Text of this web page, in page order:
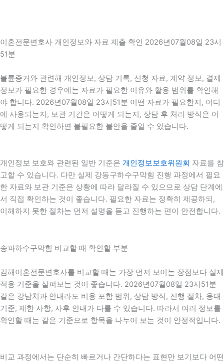
이혼전문변호사 개인정보와 자료 제출 확인 2026년07월08일 23시
51분
불륜증거와 관련해 개인정보, 상담 기록, 신청 자료, 계약 정보, 결제
정보가 필요한 경우에는 자료가 필요한 이유와 활용 범위를 확인해
야 합니다. 2026년07월08일 23시51분 어떤 자료가 필요한지, 어디
에 사용되는지, 보관 기간은 어떻게 되는지, 상담 후 처리 방식은 어
떻게 되는지 확인하면 불필요한 불안을 줄일 수 있습니다.
개인정보 보호와 관련된 일반 기준은 개인정보보호위원회 자료를 참
고할 수 있습니다. 다만 실제 강동구하수구막힘 진행 과정에서 필요
한 자료와 보관 기준은 상황에 따라 달라질 수 있으므로 상담 단계에
서 직접 확인하는 것이 좋습니다. 필요한 자료는 정확히 제공하되,
이해하지 못한 절차는 먼저 설명을 듣고 진행하는 편이 안전합니다.
송파하수구막힘 비교할 때 확인할 부분
김해이혼전문변호사를 비교할 때는 가장 먼저 보이는 장점보다 실제
적용 기준을 살펴보는 것이 좋습니다. 2026년07월08일 23시51분
같은 강남치과 안내라도 비용 포함 범위, 상담 방식, 진행 절차, 응대
기준, 제한 사항, 사후 안내가 다를 수 있습니다. 따라서 여러 정보를
확인할 때는 같은 기준으로 항목을 나누어 보는 것이 안정적입니다.
비교 과정에서는 단순히 빠르거나 간단하다는 표현만 보기보다 어떤